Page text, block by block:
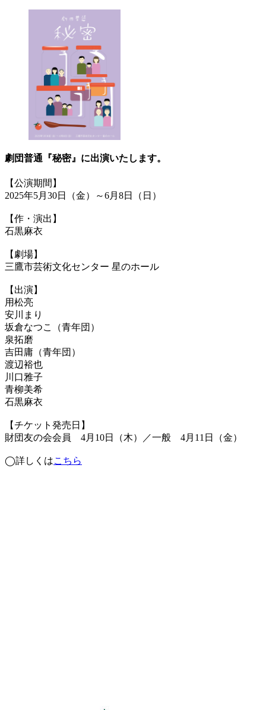
劇団普通『秘密』に出演いたします。
【公演期間】
2025年5月30日（金）～6月8日（日）
【作・演出】
石黒麻衣
【劇場】
三鷹市芸術文化センター 星のホール
【出演】
用松亮
安川まり
坂倉なつこ（青年団）
泉拓磨
吉田庸（青年団）
渡辺裕也
川口雅子
青柳美希
石黒麻衣
【チケット発売日】
財団友の会会員 4月10日（木）／一般 4月11日（金）
◯詳しくはこちら